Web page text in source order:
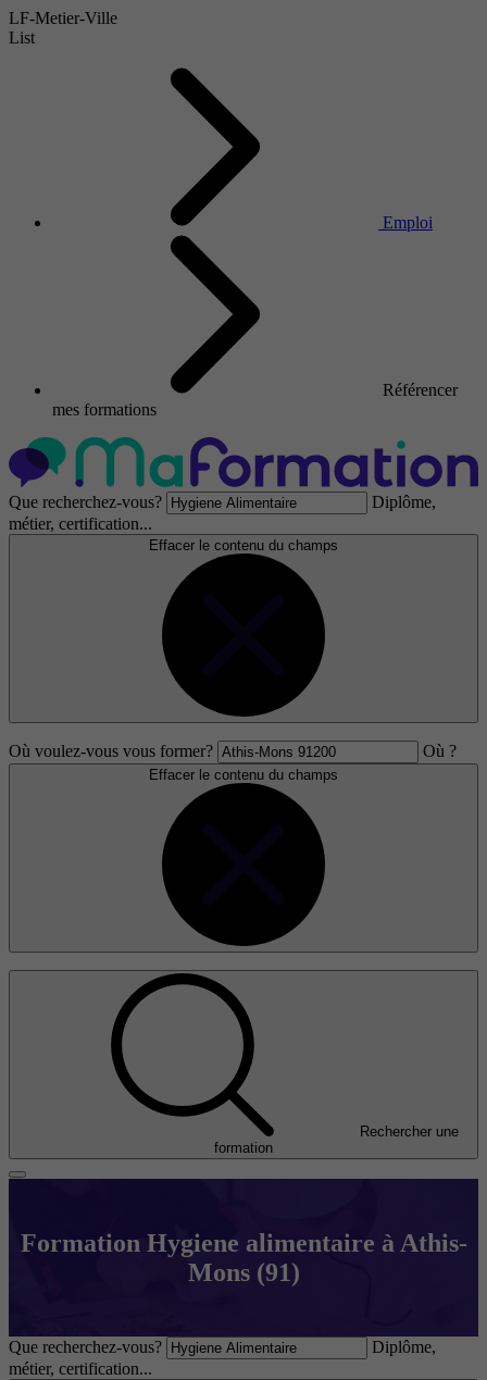
LF-Metier-Ville
List
Emploi
Référencer
mes formations
Que recherchez-vous?
Diplôme,
métier, certification...
Effacer le contenu du champs
Où voulez-vous vous former? Où ?
Effacer le contenu du champs
Rechercher une
formation
Formation Hygiene alimentaire à Athis-
Mons (91)
Que recherchez-vous?
Diplôme,
métier, certification...